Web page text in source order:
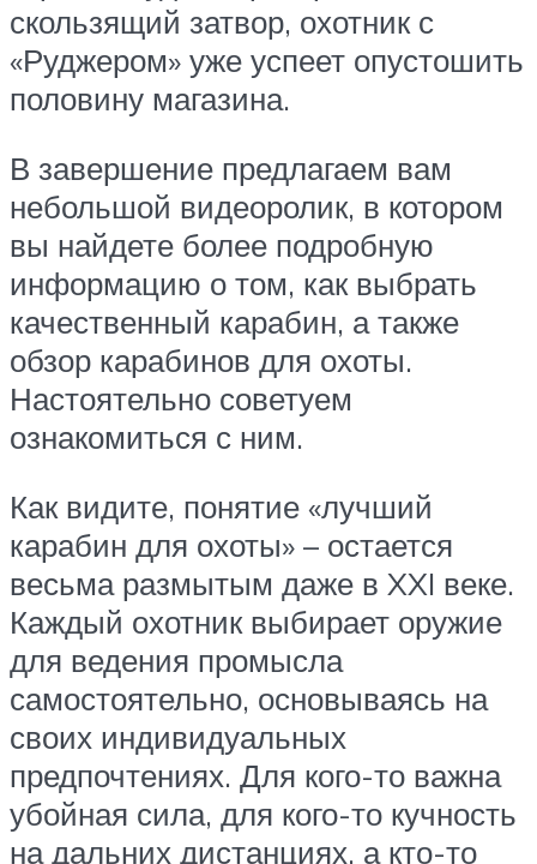
скользящий затвор, охотник с
«Руджером» уже успеет опустошить
половину магазина.
В завершение предлагаем вам
небольшой видеоролик, в котором
вы найдете более подробную
информацию о том, как выбрать
качественный карабин, а также
обзор карабинов для охоты.
Настоятельно советуем
ознакомиться с ним.
Как видите, понятие «лучший
карабин для охоты» – остается
весьма размытым даже в XXI веке.
Каждый охотник выбирает оружие
для ведения промысла
самостоятельно, основываясь на
своих индивидуальных
предпочтениях. Для кого-то важна
убойная сила, для кого-то кучность
на дальних дистанциях, а кто-то